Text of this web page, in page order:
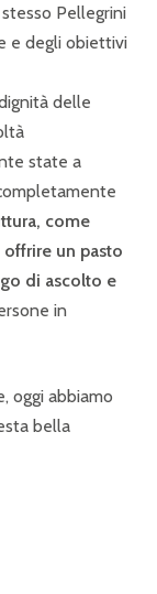
Pellegrini
e degli obiettivi
delle
state a
come
un pasto
di ascolto e
in
oggi abbiamo
bella